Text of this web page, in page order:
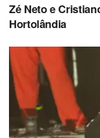
Zé Neto e
Hortolândia